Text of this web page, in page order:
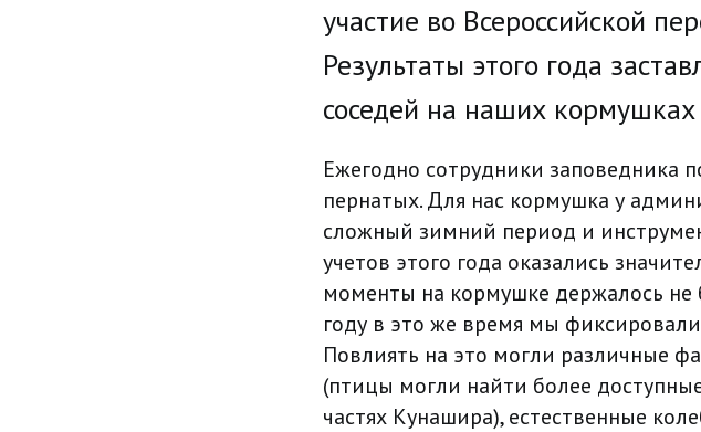
участие во Всероссийской
Результаты этого года
соседей на наших
Ежегодно сотрудники
пернатых. Для нас кормушка у
сложный зимний период и
учетов этого года оказались
моменты на кормушке держалось не
году в это же время мы
Повлиять на это могли различные
(птицы могли найти более
частях Кунашира), естественные